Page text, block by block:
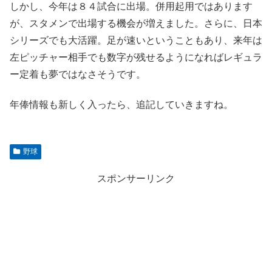
しかし、今年は８４試合に出場。併用起用ではあります
が、スタメンで出場する機会が増えました。さらに、日本
シリーズでも大活躍。足が速いということもあり、来年は
左ピッチャー相手でも数字が残せるようになればレギュラ
ー定着も夢ではなさそうです。
年俸情報も新しく入ったら、追記していきますね。
野球
スポンサーリンク